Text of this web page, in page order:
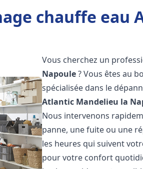
chauffe
Vous cherchez un
Napoule? Vous êtes au
spécialisée dans le
Atlantic Mandelieu la
Nous intervenons
panne, une fuite ou une
les heures qui suivent
pour votre confort